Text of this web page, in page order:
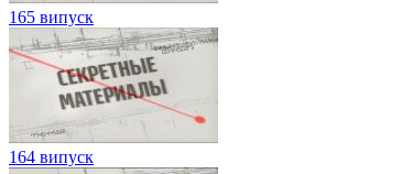
165 випуск
164 випуск